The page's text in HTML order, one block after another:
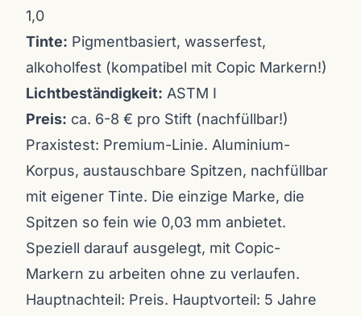
1,0
Tinte: Pigmentbasiert, wasserfest,
alkoholfest (kompatibel mit Copic Markern!)
Lichtbeständigkeit: ASTM I
Preis: ca. 6-8 € pro Stift (nachfüllbar!)
Praxistest: Premium-Linie. Aluminium-
Korpus, austauschbare Spitzen, nachfüllbar
mit eigener Tinte. Die einzige Marke, die
Spitzen so fein wie 0,03 mm anbietet.
Speziell darauf ausgelegt, mit Copic-
Markern zu arbeiten ohne zu verlaufen.
Hauptnachteil: Preis. Hauptvorteil: 5 Jahre